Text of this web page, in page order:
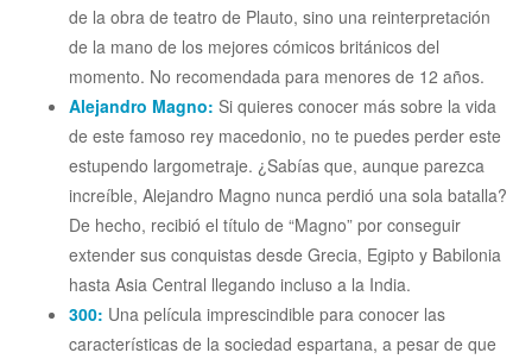
de la obra de teatro de Plauto, sino una reinterpretación
de la mano de los mejores cómicos británicos del
momento. No recomendada para menores de 12 años.
Alejandro Magno: Si quieres conocer más sobre la vida
de este famoso rey macedonio, no te puedes perder este
estupendo largometraje. ¿Sabías que, aunque parezca
increíble, Alejandro Magno nunca perdió una sola batalla?
De hecho, recibió el título de “Magno” por conseguir
extender sus conquistas desde Grecia, Egipto y Babilonia
hasta Asia Central llegando incluso a la India.
300: Una película imprescindible para conocer las
características de la sociedad espartana, a pesar de que